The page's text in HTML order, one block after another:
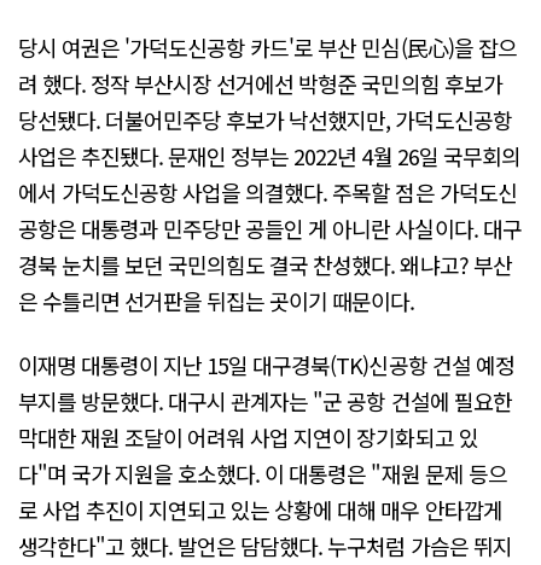
당시 여권은 '가덕도신공항 카드'로 부산 민심(民心)을 잡으
려 했다. 정작 부산시장 선거에선 박형준 국민의힘 후보가
당선됐다. 더불어민주당 후보가 낙선했지만, 가덕도신공항
사업은 추진됐다. 문재인 정부는 2022년 4월 26일 국무회의
에서 가덕도신공항 사업을 의결했다. 주목할 점은 가덕도신
공항은 대통령과 민주당만 공들인 게 아니란 사실이다. 대구
경북 눈치를 보던 국민의힘도 결국 찬성했다. 왜냐고? 부산
은 수틀리면 선거판을 뒤집는 곳이기 때문이다.
이재명 대통령이 지난 15일 대구경북(TK)신공항 건설 예정
부지를 방문했다. 대구시 관계자는 "군 공항 건설에 필요한
막대한 재원 조달이 어려워 사업 지연이 장기화되고 있
다"며 국가 지원을 호소했다. 이 대통령은 "재원 문제 등으
로 사업 추진이 지연되고 있는 상황에 대해 매우 안타깝게
생각한다"고 했다. 발언은 담담했다. 누구처럼 가슴은 뛰지